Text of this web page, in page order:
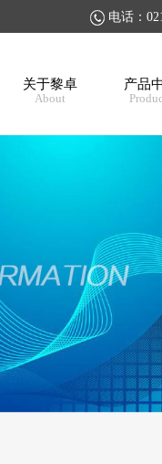
电话：
关于黎卓 产品